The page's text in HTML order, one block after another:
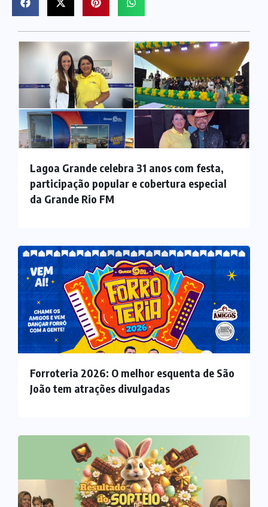
Lagoa Grande celebra 31 anos com festa,
participação popular e cobertura especial
da Grande Rio FM
Forroteria 2026: O melhor esquenta de São
João tem atrações divulgadas